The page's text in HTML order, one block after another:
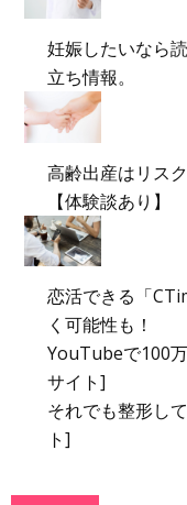
妊娠したいなら
立ち情報。
高齢出産はリス
【体験談あり】
恋活できる「
く可能性も！
YouTubeで100
サイト]
それでも整形し
ト]